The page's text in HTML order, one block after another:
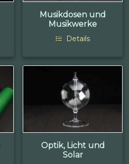
Musikdosen und
Musikwerke
Details
Optik, Licht und
Solar